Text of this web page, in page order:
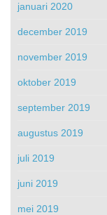
januari 2020
december 2019
november 2019
oktober 2019
september 2019
augustus 2019
juli 2019
juni 2019
mei 2019